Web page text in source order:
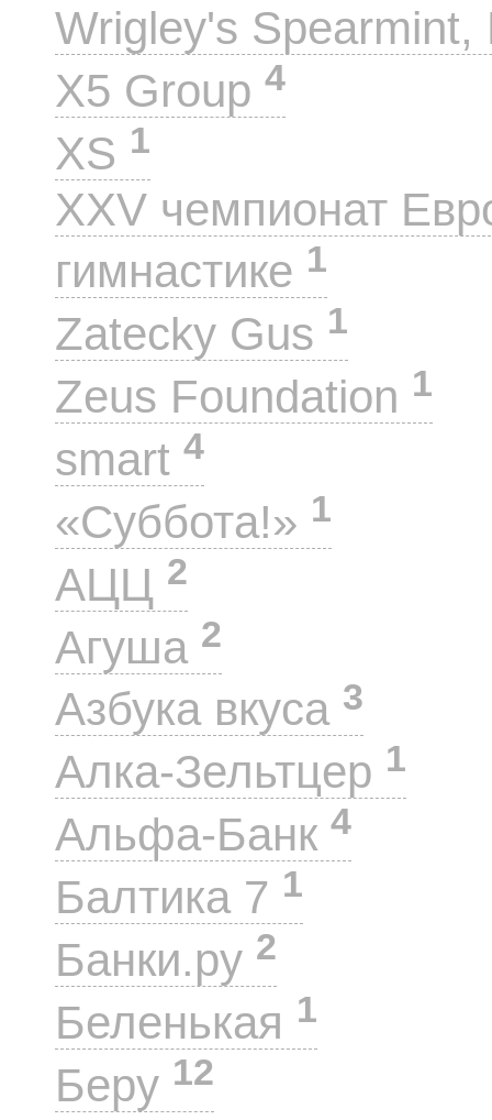
Wrigley's
X5 Group 4
XS 1
XXV чемпионат
гимнастике 1
Zatecky Gus 1
Zeus Foundation 1
smart 4
«Суббота!» 1
АЦЦ 2
Агуша 2
Азбука вкуса 3
Алка-Зельтцер 1
Альфа-Банк 4
Балтика 7 1
Банки.ру 2
Беленькая 1
Беру 12